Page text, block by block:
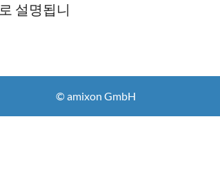
설명됩니
© amixon GmbH